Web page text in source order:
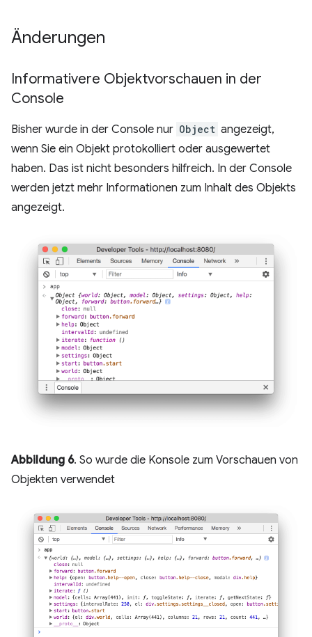
Änderungen
Informativere Objektvorschauen in der
Console
Bisher wurde in der Console nur Object angezeigt,
wenn Sie ein Objekt protokolliert oder ausgewertet
haben. Das ist nicht besonders hilfreich. In der Console
werden jetzt mehr Informationen zum Inhalt des Objekts
angezeigt.
Abbildung 6. So wurde die Konsole zum Vorschauen von
Objekten verwendet